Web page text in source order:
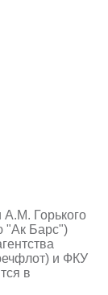
А.М. Горького
"Ак Барс")
и ФКУ
в